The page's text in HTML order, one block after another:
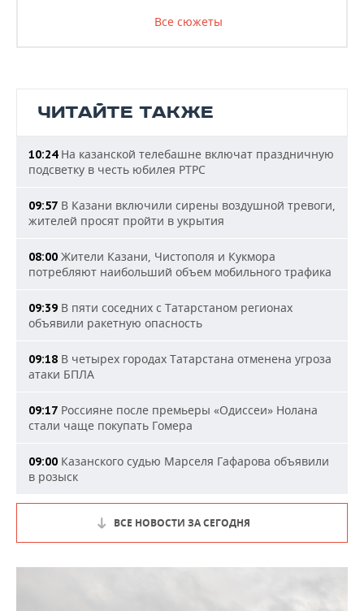
Все сюжеты
ЧИТАЙТЕ ТАКЖЕ
10:24На казанской телебашне включат праздничную
подсветку в честь юбилея РТРС
09:57 В Казани включили сирены воздушной тревоги,
жителей просят пройти в укрытия
08:00 Жители Казани, Чистополя и Кукмора
потребляют наибольший объем мобильного трафика
09:39 В пяти соседних с Татарстаном регионах
объявили ракетную опасность
09:18 В четырех городах Татарстана отменена угроза
атаки БПЛА
09:17 Россияне после премьеры «Одиссеи» Нолана
стали чаще покупать Гомера
09:00 Казанского судью Марселя Гафарова объявили
в розыск
ВСЕ НОВОСТИ ЗА СЕГОДНЯ